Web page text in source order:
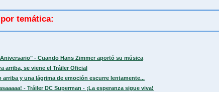
temática:
- Cuando Hans Zimmer aportó su música
arriba, se viene el Tráiler Oficial
arriba y una lágrima de emoción escurre lentamente...
- Tráiler DC Superman - ¡La esperanza sigue viva!